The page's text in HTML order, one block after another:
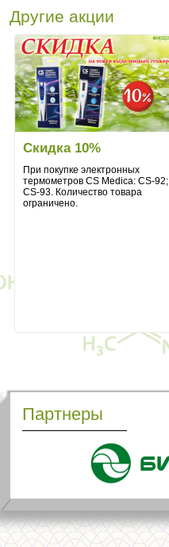
Другие акции
Скидка 10%
При покупке электронных
термометров CS Medica: CS-92;
CS-93. Количество товара
ограничено.
Партнеры